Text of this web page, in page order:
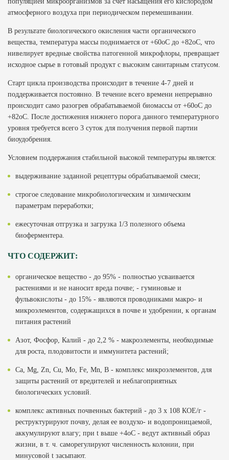
атмосферного воздуха при периодическом перемешивании.
В результате биологического окисления части органического
вещества, температура массы поднимается от +60оС до +82оС, что
нивелирует вредные свойства патогенной микрофлоры, превращает
исходное сырье в готовый продукт с высоким санитарным статусом.
Старт цикла производства происходит в течение 4-7 дней и
поддерживается постоянно. В течение всего времени непрерывно
происходит само разогрев обрабатываемой биомассы от +60оС до
+82оС. После достижения нижнего порога данного температурного
уровня требуется всего 3 суток для получения первой партии
биоудобрения.
Условием поддержания стабильной высокой температуры является:
выдерживание заданной рецептуры обрабатываемой смеси;
строгое следование микробиологическим и химическим
параметрам переработки;
ежесуточная отгрузка и загрузка 1/3 полезного объема
биоферментера.
ЧТО СОДЕРЖИТ:
органическое вещество - до 95% - полностью усваивается
растениями и не наносит вреда почве; - гуминовые и
фульвокислоты - до 15% - являются проводниками макро- и
микроэлементов, содержащихся в почве и удобрении, к органам
питания растений
Азот, Фосфор, Калий - до 2,2 % - макроэлементы, необходимые
для роста, плодовитости и иммунитета растений;
Ca, Mg, Zn, Cu, Mo, Fe, Mn, B - комплекс микроэлементов, для
защиты растений от вредителей и неблагоприятных
биологических условий.
комплекс активных почвенных бактерий - до 3 х 108 КОЕ/г -
реструктурируют почву, делая ее воздухо- и водопроницаемой,
аккумулируют влагу; при t выше +4оС - ведут активный образ
жизни, в т. ч. саморегулируют численность колонии, при
минусовой t засыпают.